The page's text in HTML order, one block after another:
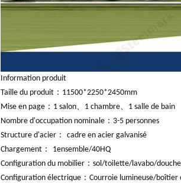
Information produit
Taille du produit ： 11500*2250*2450mm
Mise en page ： 1 salon 1 chambre
1 salle de bain
Nombre d'occupation nominale ： 3-5 personnes
Structure d'acier ： cadre en acier galvanisé
Chargement ： 1ensemble/40HQ
Configuration du mobilier ： sol/toilette/lavabo/
Configuration électrique ： Courroie lumineuse/